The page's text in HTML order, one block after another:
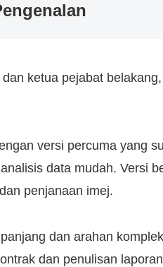
ketua pejabat
versi percuma yang
data mudah. Versi
penjanaan imej.
dan arahan
dan penulisan